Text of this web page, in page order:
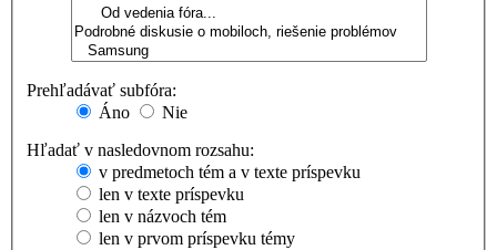
Prehľadávať subfóra:
Áno
Nie
Hľadať v nasledovnom rozsahu:
v predmetoch tém a v texte príspevku
len v texte príspevku
len v názvoch tém
len v prvom príspevku témy